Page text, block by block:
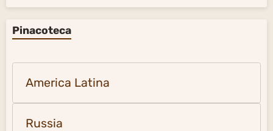
Pinacoteca
America Latina
Russia